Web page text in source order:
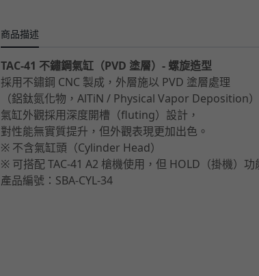
商品描述
TAC-41 不鏽鋼氣缸（PVD 塗層）- 螺旋造型
採用不鏽鋼 CNC 製成，外層施以 PVD 塗層處理
（鋁鈦氮化物，AlTiN / Physical Vapor Deposition
氣缸外觀採用深度開槽（fluting）設計，
對性能無實質提升，但外觀表現更加出色。
※ 不含氣缸頭（Cylinder Head）
※ 可搭配 TAC-41 A2 槍機使用，但 HOLD（掛機）功
產品編號：SBA-CYL-34